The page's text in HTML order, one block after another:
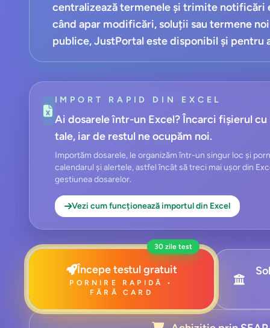
centralizează termenele și trimite notificări
când apar modificări, soluții sau termene
publice, JustPortal este disponibil și pentru
IMPORT RAPID DIN EXCEL
Ai dosarele într-un Excel? Încarci fișierul
tale, iar de restul ne ocupăm noi.
Importăm dosarele, le organizăm într-un singur loc și
calendarul și alertele, astfel încât să treci mai ușor din
gestiunea dosarelor.
Vezi cum funcționează importul din Excel
30 zile test
Începe testul gratuit
PORNIRE RAPIDĂ •
FĂRĂ CARD